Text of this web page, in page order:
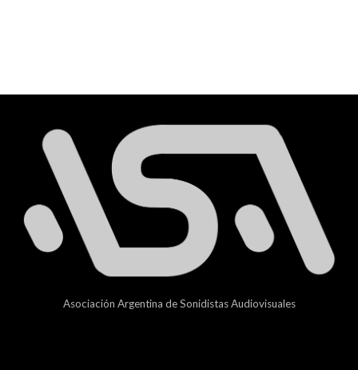
Asociación Argentina de Sonidistas Audiovisuales